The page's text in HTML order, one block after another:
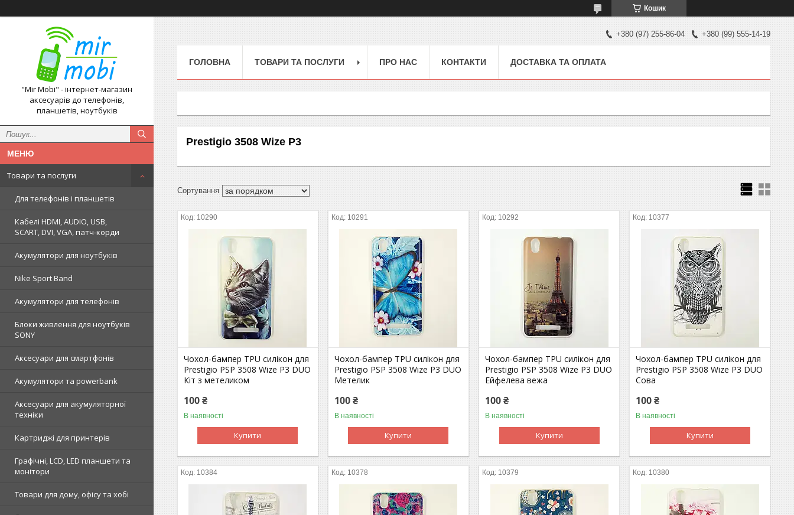
Кошик
"Mir Mobi" - інтернет-магазин
аксесуарів до телефонів,
планшетів, ноутбуків
Товари та послуги
Для телефонів і планшетів
Кабелі HDMI, AUDIO, USB,
SCART, DVI, VGA, патч-корди
Акумулятори для ноутбуків
Nike Sport Band
Акумулятори для телефонів
Блоки живлення для ноутбуків
SONY
Аксесуари для смартфонів
Акумулятори та powerbank
Аксесуари для акумуляторної
техніки
Картриджі для принтерів
Графічні, LCD, LED планшети та
монітори
Товари для дому, офісу та хобі
+380 (97) 255-86-04 +380 (99) 555-14-19
ГОЛОВНА ТОВАРИ ТА ПОСЛУГИ ПРО НАС КОНТАКТИ ДОСТАВКА ТА ОПЛАТА
Prestigio 3508 Wize P3
10290
Чохол-бампер TPU силікон для
Prestigio PSP 3508 Wize P3 DUO
Кіт з метеликом
100 ₴
В наявності
Купити
10291
Чохол-бампер TPU силікон для
Prestigio PSP 3508 Wize P3 DUO
Метелик
100 ₴
В наявності
Купити
10292
Чохол-бампер TPU силікон для
Prestigio PSP 3508 Wize P3 DUO
Ейфелева вежа
100 ₴
В наявності
Купити
10377
Чохол-бампер TPU силікон для
Prestigio PSP 3508 Wize P3 DUO
Сова
100 ₴
В наявності
Купити
10384 10378 10379 10380